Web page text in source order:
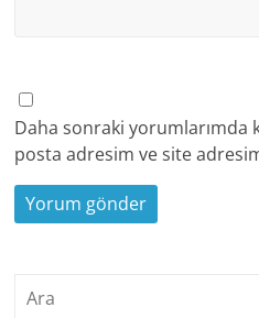
Daha sonraki yorumlarımda
posta adresim ve site